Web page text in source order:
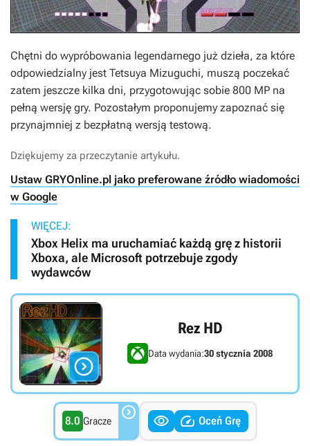
Chętni do wypróbowania legendarnego już dzieła, za które
odpowiedzialny jest Tetsuya Mizuguchi, muszą poczekać
zatem jeszcze kilka dni, przygotowując sobie 800 MP na
pełną wersję gry. Pozostałym proponujemy zapoznać się
przynajmniej z bezpłatną wersją testową.
Dziękujemy za przeczytanie artykułu.
Ustaw GRYOnline.pl jako preferowane źródło wiadomości
w Google
WIĘCEJ:
Xbox Helix ma uruchamiać każdą grę z historii
Xboxa, ale Microsoft potrzebuje zgody
wydawców

Rez HD
Data wydania:30 stycznia 2008
8.0 Gracze    Oceń Grę